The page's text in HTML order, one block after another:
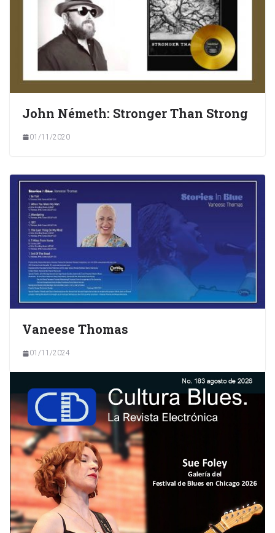
John Németh: Stronger Than Strong
01/11/2020
Vaneese Thomas
01/11/2024